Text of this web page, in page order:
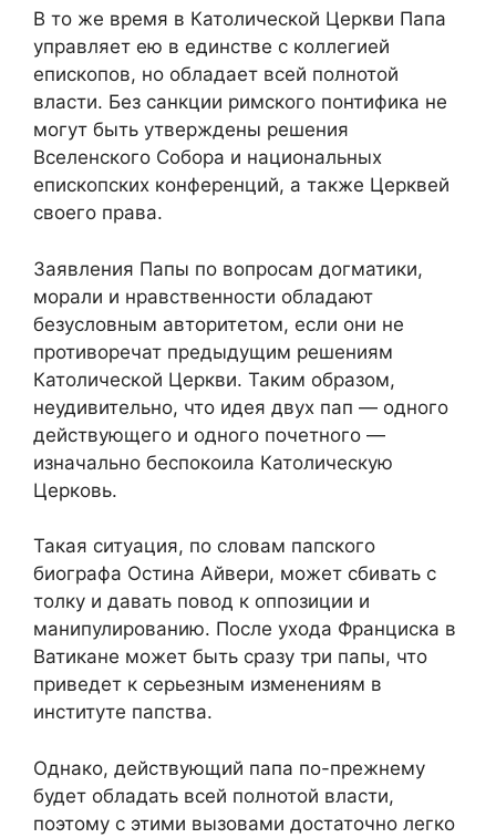
В то же время в Католической Церкви Папа
управляет ею в единстве с коллегией
епископов, но обладает всей полнотой
власти. Без санкции римского понтифика не
могут быть утверждены решения
Вселенского Собора и национальных
епископских конференций, а также Церквей
своего права.
Заявления Папы по вопросам догматики,
морали и нравственности обладают
безусловным авторитетом, если они не
противоречат предыдущим решениям
Католической Церкви. Таким образом,
неудивительно, что идея двух пап — одного
действующего и одного почетного —
изначально беспокоила Католическую
Церковь.
Такая ситуация, по словам папского
биографа Остина Айвери, может сбивать с
толку и давать повод к оппозиции и
манипулированию. После ухода Франциска в
Ватикане может быть сразу три папы, что
приведет к серьезным изменениям в
институте папства.
Однако, действующий папа по-прежнему
будет обладать всей полнотой власти,
поэтому с этими вызовами достаточно легко